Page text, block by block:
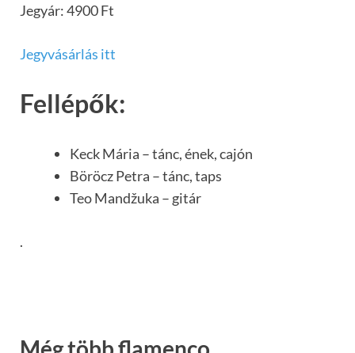
Jegyár: 4900 Ft
Jegyvásárlás itt
Fellépők:
Keck Mária – tánc, ének, cajón
Böröcz Petra – tánc, taps
Teo Mandžuka – gitár
.